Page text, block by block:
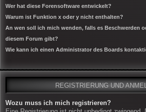
Wer hat diese Forensoftware entwickelt?
Warum ist Funktion x oder y nicht enthalten?
An wen soll ich mich wenden, falls es Beschwerden
diesem Forum gibt?
Wie kann ich einen Administrator des Boards
REGISTRIERUNG UND
Wozu muss ich mich registrieren?